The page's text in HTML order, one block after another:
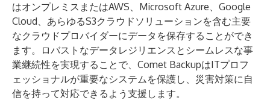
はオンプレミスまたはAWS、Microsoft Azure、Google
Cloud、あらゆるS3クラウドソリューションを含む主要
なクラウドプロバイダーにデータを保存することができ
ます。ロバストなデータレジリエンスとシームレスな事
業継続性を実現することで、Comet BackupはITプロフ
ェッショナルが重要なシステムを保護し、災害対策に自
信を持って対応できるよう支援します。